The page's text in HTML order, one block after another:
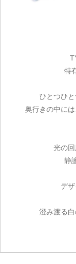
特
ひとつひと
奥行きの中に
光の
静
デザ
澄み渡る白